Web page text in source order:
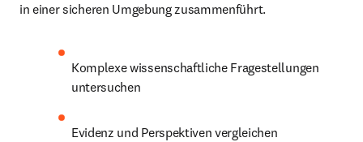
in einer sicheren Umgebung zusammenführt.
Komplexe wissenschaftliche Fragestellungen
untersuchen
Evidenz und Perspektiven vergleichen